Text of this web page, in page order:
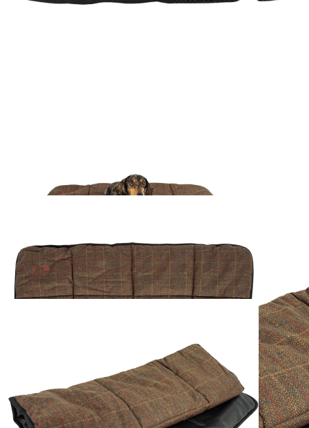
104x68cm
63,00 €
inkl. MwSt. zzgl. Versand
Zur Wunschliste hinzufügen